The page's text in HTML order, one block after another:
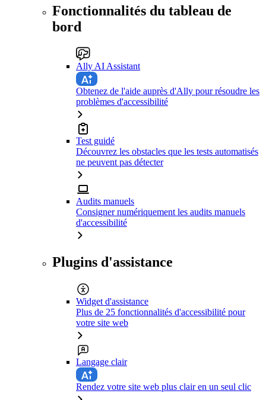
Fonctionnalités du tableau de
bord
Ally AI Assistant
Obtenez de l'aide auprès d'Ally pour résoudre les
problèmes d'accessibilité
Test guidé
Découvrez les obstacles que les tests automatisés
ne peuvent pas détecter
Audits manuels
Consigner numériquement les audits manuels
d'accessibilité
Plugins d'assistance
Widget d'assistance
Plus de 25 fonctionnalités d'accessibilité pour
votre site web
Langage clair
Rendez votre site web plus clair en un seul clic